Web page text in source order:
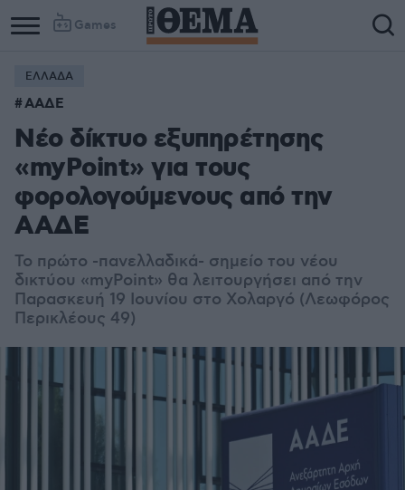
Games
Column
1
ΕΛΛΑΔΑ
ΑΑΔΕ
Νέο δίκτυο εξυπηρέτησης
«myPoint» για τους
φορολογούμενους από την
ΑΑΔΕ
Το πρώτο -πανελλαδικά- σημείο του νέου
δικτύου «myPoint» θα λειτουργήσει από την
Παρασκευή 19 Ιουνίου στο Χολαργό (Λεωφόρος
Περικλέους 49)